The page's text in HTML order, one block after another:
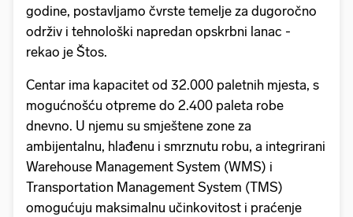
godine, postavljamo čvrste temelje za dugoročno
održiv i tehnološki napredan opskrbni lanac -
rekao je Štos.
Centar ima kapacitet od 32.000 paletnih mjesta, s
mogućnošću otpreme do 2.400 paleta robe
dnevno. U njemu su smještene zone za
ambijentalnu, hlađenu i smrznutu robu, a integrirani
Warehouse Management System (WMS) i
Transportation Management System (TMS)
omogućuju maksimalnu učinkovitost i praćenje